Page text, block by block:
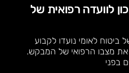
לוועדה רפואית של
ביטוח לאומי נועדו לקבוע
מצבו הרפואי של המבקש.
בפני